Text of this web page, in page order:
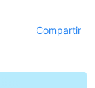
Compartir